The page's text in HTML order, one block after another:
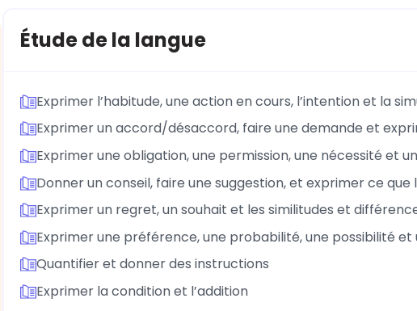
Étude de la langue
Exprimer l’habitude, une action en cours, l’intention et la
Exprimer un accord/désaccord, faire une demande et
Exprimer une obligation, une permission, une nécessité et
Donner un conseil, faire une suggestion, et exprimer ce que
Exprimer un regret, un souhait et les similitudes et
Exprimer une préférence, une probabilité, une possibilité
Quantifier et donner des instructions
Exprimer la condition et l’addition